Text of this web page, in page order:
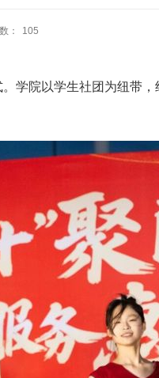
： 105
学院以学生社团为纽带